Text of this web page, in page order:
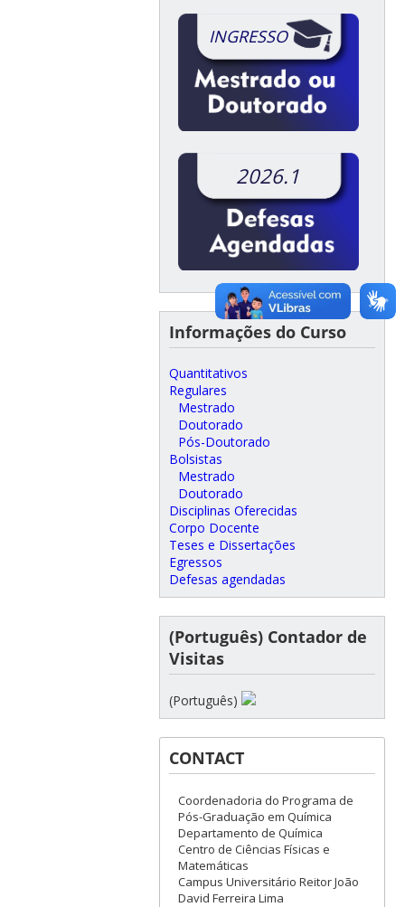
INGRESSO
2026.1
Informações do Curso
Quantitativos
Regulares
Mestrado
Doutorado
Pós-Doutorado
Bolsistas
Mestrado
Doutorado
Disciplinas Oferecidas
Corpo Docente
Teses e Dissertações
Egressos
Defesas agendadas
(Português) Contador de
Visitas
(Português)
CONTACT
Coordenadoria do Programa de
Pós-Graduação em Química
Departamento de Química
Centro de Ciências Físicas e
Matemáticas
Campus Universitário Reitor João
David Ferreira Lima